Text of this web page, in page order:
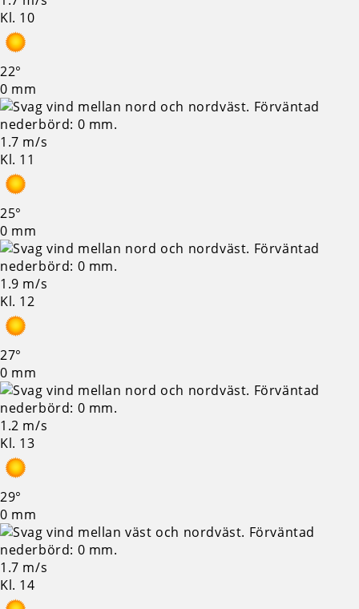
Kl. 10
22°
0 mm
1.7 m/s
Kl. 11
25°
0 mm
1.9 m/s
Kl. 12
27°
0 mm
1.2 m/s
Kl. 13
29°
0 mm
1.7 m/s
Kl. 14